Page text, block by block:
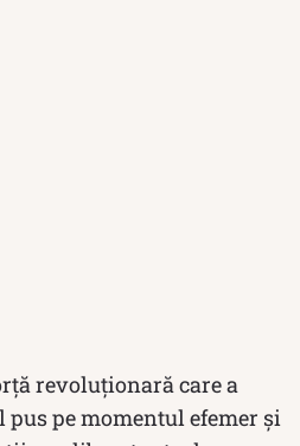
revoluționară care a
pe momentul efemer și